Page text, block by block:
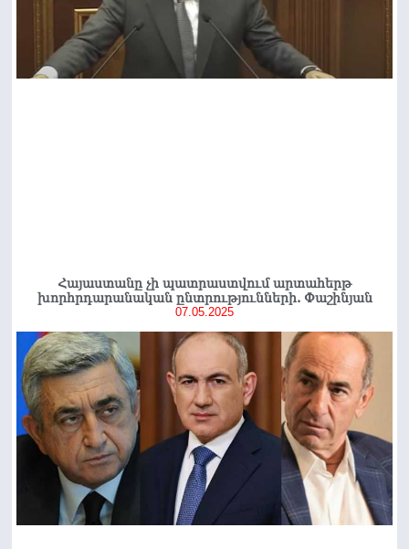
Հայաստանը չի պատրաստվում արտահերթ
խորհրդարանական ընտրությունների. Փաշինյան
07.05.2025